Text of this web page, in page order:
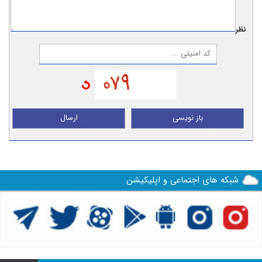
نظر:
ارسال باز نویسی
شبکه های اجتماعی و اپلیکیشن